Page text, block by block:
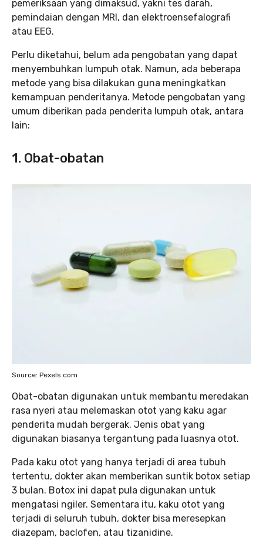
pemeriksaan yang dimaksud, yakni tes darah,
pemindaian dengan MRI, dan elektroensefalografi
atau EEG.
Perlu diketahui, belum ada pengobatan yang dapat
menyembuhkan lumpuh otak. Namun, ada beberapa
metode yang bisa dilakukan guna meningkatkan
kemampuan penderitanya. Metode pengobatan yang
umum diberikan pada penderita lumpuh otak, antara
lain:
1. Obat-obatan
Source: Pexels.com
Obat-obatan digunakan untuk membantu meredakan
rasa nyeri atau melemaskan otot yang kaku agar
penderita mudah bergerak. Jenis obat yang
digunakan biasanya tergantung pada luasnya otot.
Pada kaku otot yang hanya terjadi di area tubuh
tertentu, dokter akan memberikan suntik botox setiap
3 bulan. Botox ini dapat pula digunakan untuk
mengatasi ngiler. Sementara itu, kaku otot yang
terjadi di seluruh tubuh, dokter bisa meresepkan
diazepam, baclofen, atau tizanidine.